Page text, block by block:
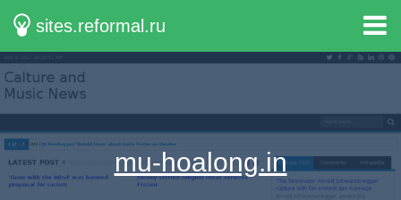
sites.reformal.ru
mu-hoalong.in